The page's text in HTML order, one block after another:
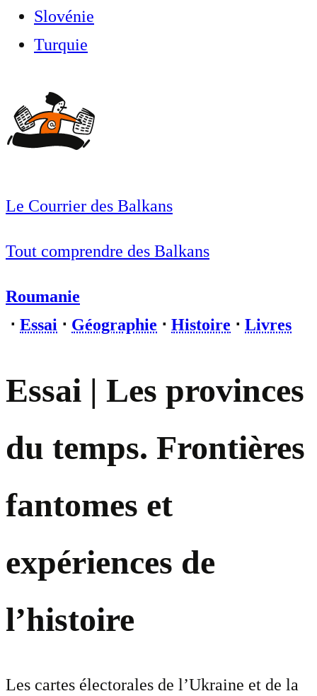
Slovénie
Turquie
Le Courrier des Balkans
Tout comprendre des Balkans
Roumanie
⋅ Essai ⋅ Géographie ⋅ Histoire ⋅ Livres
Essai | Les provinces
du temps. Frontières
fantomes et
expériences de
l’histoire
Les cartes électorales de l’Ukraine et de la